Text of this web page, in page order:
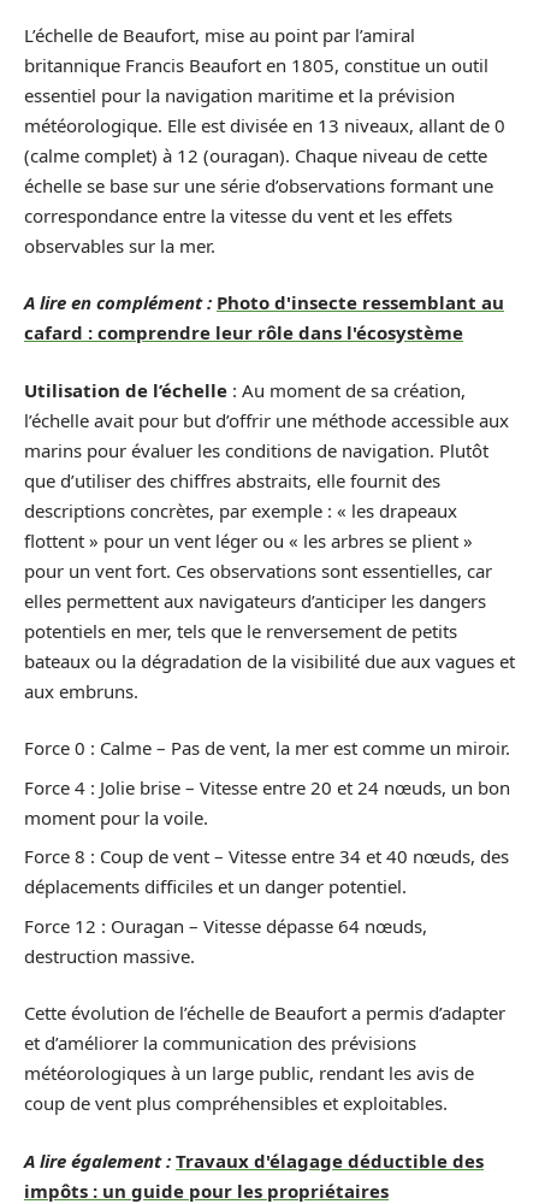
L’échelle de Beaufort, mise au point par l’amiral
britannique Francis Beaufort en 1805, constitue un outil
essentiel pour la navigation maritime et la prévision
météorologique. Elle est divisée en 13 niveaux, allant de 0
(calme complet) à 12 (ouragan). Chaque niveau de cette
échelle se base sur une série d’observations formant une
correspondance entre la vitesse du vent et les effets
observables sur la mer.
A lire en complément : Photo d'insecte ressemblant au
cafard : comprendre leur rôle dans l'écosystème
Utilisation de l’échelle : Au moment de sa création,
l’échelle avait pour but d’offrir une méthode accessible aux
marins pour évaluer les conditions de navigation. Plutôt
que d’utiliser des chiffres abstraits, elle fournit des
descriptions concrètes, par exemple : « les drapeaux
flottent » pour un vent léger ou « les arbres se plient »
pour un vent fort. Ces observations sont essentielles, car
elles permettent aux navigateurs d’anticiper les dangers
potentiels en mer, tels que le renversement de petits
bateaux ou la dégradation de la visibilité due aux vagues et
aux embruns.
Force 0 : Calme – Pas de vent, la mer est comme un miroir.
Force 4 : Jolie brise – Vitesse entre 20 et 24 nœuds, un bon
moment pour la voile.
Force 8 : Coup de vent – Vitesse entre 34 et 40 nœuds, des
déplacements difficiles et un danger potentiel.
Force 12 : Ouragan – Vitesse dépasse 64 nœuds,
destruction massive.
Cette évolution de l’échelle de Beaufort a permis d’adapter
et d’améliorer la communication des prévisions
météorologiques à un large public, rendant les avis de
coup de vent plus compréhensibles et exploitables.
A lire également : Travaux d'élagage déductible des
impôts : un guide pour les propriétaires